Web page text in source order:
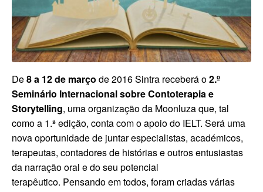
De8 a 12 de março de 2016 Sintra receberá o2.º
Seminário Internacional sobre Contoterapia e
Storytelling, uma organização da Moonluza que, tal
como a 1.ª edição, conta com o apoio do IELT. Será uma
nova oportunidade de juntar especialistas, académicos,
terapeutas, contadores de histórias e outros entusiastas
da narração oral e do seu potencial
terapêutico. Pensando em todos, foram criadas várias